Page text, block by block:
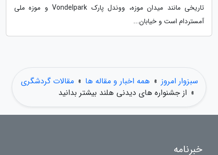
تاریخی مانند میدان موزه، ووندل پارک Vondelpark و موزه ملی
آمستردام است و خیابان...
سبزوار امروز » همه اخبار و مقاله ها » مقالات گردشگری
» از جشنواره های دیدنی هلند بیشتر بدانید
خبرنامه